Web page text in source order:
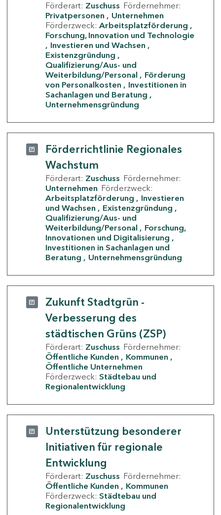
Förderart: Zuschuss Fördernehmer:
Privatpersonen
Unternehmen
Förderzweck: Arbeitsplatzförderung
Forschung, Innovation und Technologie
Investieren und Wachsen
Existenzgründung
Qualifizierung/Aus- und
Weiterbildung/Personal
Förderung
von Personalkosten
Investitionen in
Sachanlagen und Beratung
Unternehmensgründung
Förderrichtlinie Regionales
Wachstum
Förderart: Zuschuss Fördernehmer:
Unternehmen Förderzweck:
Arbeitsplatzförderung
Investieren
und Wachsen
Existenzgründung
Qualifizierung/Aus- und
Weiterbildung/Personal
Forschung,
Innovationen und Digitalisierung
Investitionen in Sachanlagen und
Beratung
Unternehmensgründung
Zukunft Stadtgrün -
Verbesserung des
städtischen Grüns (ZSP)
Förderart: Zuschuss Fördernehmer:
Öffentliche Kunden
Kommunen
Öffentliche Unternehmen
Förderzweck: Städtebau und
Regionalentwicklung
Unterstützung besonderer
Initiativen für regionale
Entwicklung
Förderart: Zuschuss Fördernehmer:
Öffentliche Kunden
Kommunen
Förderzweck: Städtebau und
Regionalentwicklung